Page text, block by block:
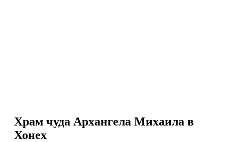
Храм чуда Архангела Михаила в
Хонех